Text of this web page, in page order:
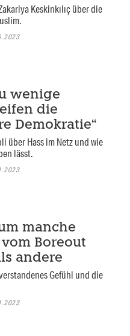
Keskinkılıç über die
wenige
die
Demokratie“
über Hass im Netz und wie
lässt.
manche
Boreout
andere
Gefühl und die